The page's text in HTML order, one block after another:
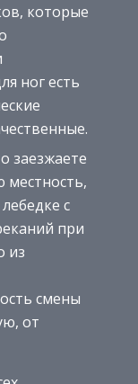
которые
ног есть
заезжаете
местность,
с
при
из
смены
от